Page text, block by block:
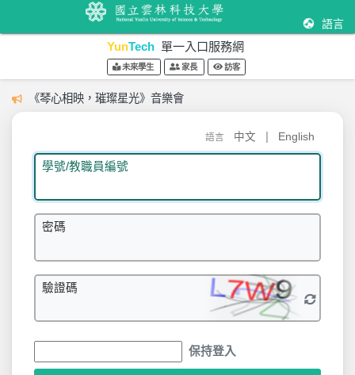
語言
YunTech 單一入口服務網
未來學生 家長 訪客
《琴心相映，璀璨星光》音樂會
語言 中文 English
學號/教職員編號
密碼
驗證碼
保持登入